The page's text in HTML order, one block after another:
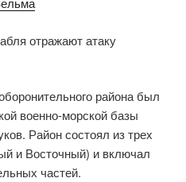
отражают атаку
района был
военно-морской базы
Район состоял из трех
и Восточный) и включал
частей.